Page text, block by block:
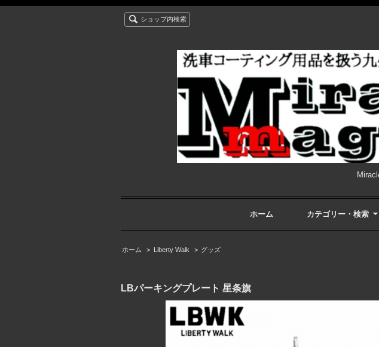
ショップ内検索
ホーム カテゴリー・検索
ホーム > Liberty Walk > グッズ
LBパーキングプレート 星条旗